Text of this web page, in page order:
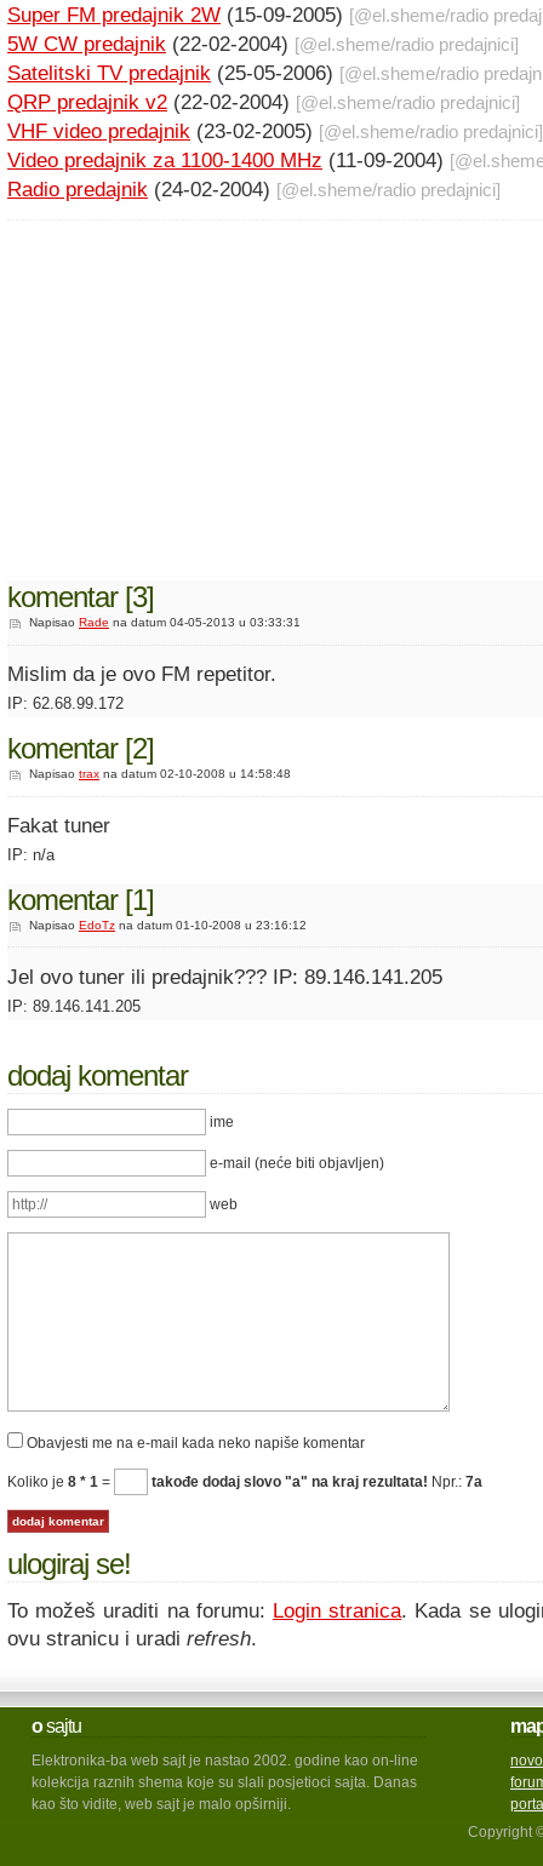
Super FM predajnik 2W (15-09-2005) [@el.sheme/radio
5W CW predajnik (22-02-2004) [@el.sheme/radio predajnici]
Satelitski TV predajnik (25-05-2006) [@el.sheme/radio
QRP predajnik v2 (22-02-2004) [@el.sheme/radio predajnici]
VHF video predajnik (23-02-2005) [@el.sheme/radio predajnici]
Video predajnik za 1100-1400 MHz (11-09-2004) [@
Radio predajnik (24-02-2004) [@el.sheme/radio predajnici]
komentar [3]
Napisao Rade na datum 04-05-2013 u 03:33:31
Mislim da je ovo FM repetitor.
IP: 62.68.99.172
komentar [2]
Napisao trax na datum 02-10-2008 u 14:58:48
Fakat tuner
IP: n/a
komentar [1]
Napisao EdoTz na datum 01-10-2008 u 23:16:12
Jel ovo tuner ili predajnik??? IP: 89.146.141.205
IP: 89.146.141.205
dodaj komentar
ime
e-mail (neće biti objavljen)
web
Obavjesti me na e-mail kada neko napiše komentar
Koliko je 8 * 1 = takođe dodaj slovo "a" na kraj rezultata! Npr.: 7a
ulogiraj se!
To možeš uraditi na forumu: Login stranica. Kada se
ovu stranicu i uradi refresh.
osajtu
Elektronika-ba web sajt je nastao 2002. godine kao on-line
kolekcija raznih shema koje su slali posjetioci sajta. Danas
kao što vidite, web sajt je malo opširniji.
Copyright